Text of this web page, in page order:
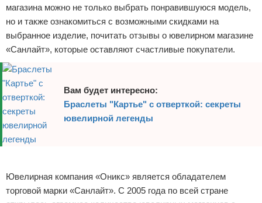
магазина можно не только выбрать понравившуюся модель,
но и также ознакомиться с возможными скидками на
выбранное изделие, почитать отзывы о ювелирном магазине
«Санлайт», которые оставляют счастливые покупатели.
Вам будет интересно:
Браслеты "Картье" с отверткой: секреты
ювелирной легенды
Ювелирная компания «Оникс» является обладателем
торговой марки «Санлайт». С 2005 года по всей стране